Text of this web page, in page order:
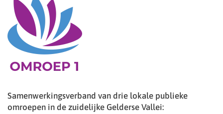
Samenwerkingsverband van drie lokale publieke
omroepen in de zuidelijke Gelderse Vallei: